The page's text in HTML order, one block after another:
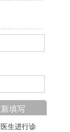
生进行诊